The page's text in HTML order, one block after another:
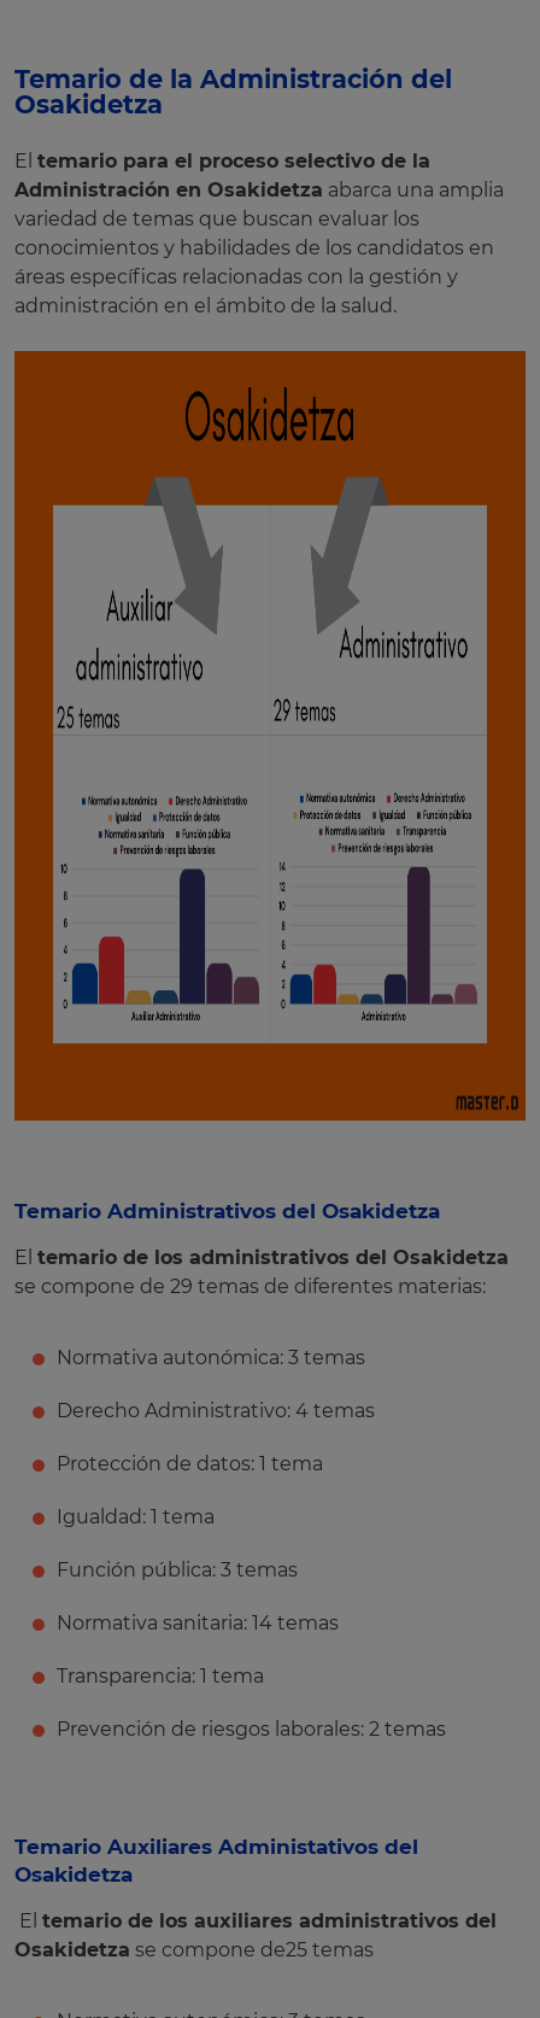
Temario de la Administración del
Osakidetza
El temario para el proceso selectivo de la
Administración en Osakidetza abarca una amplia
variedad de temas que buscan evaluar los
conocimientos y habilidades de los candidatos en
áreas específicas relacionadas con la gestión y
administración en el ámbito de la salud.
Temario Administrativos del Osakidetza
El temario de los administrativos del Osakidetza
se compone de 29 temas de diferentes materias:
Normativa autonómica: 3 temas
Derecho Administrativo: 4 temas
Protección de datos: 1 tema
Igualdad: 1 tema
Función pública: 3 temas
Normativa sanitaria: 14 temas
Transparencia: 1 tema
Prevención de riesgos laborales: 2 temas
Temario Auxiliares Administativos del
Osakidetza
El temario de los auxiliares administrativos del
Osakidetza se compone de25 temas